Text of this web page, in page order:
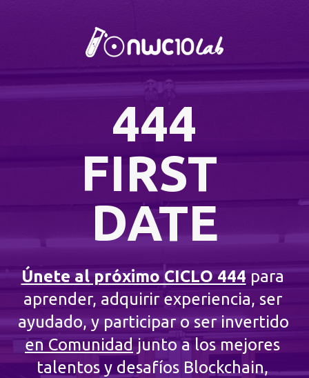
444
FIRST
DATE
Únete al próximo CICLO 444 para
aprender, adquirir experiencia, ser
en Comunidad junto a los mejores
talentos y desafíos Blockchain,